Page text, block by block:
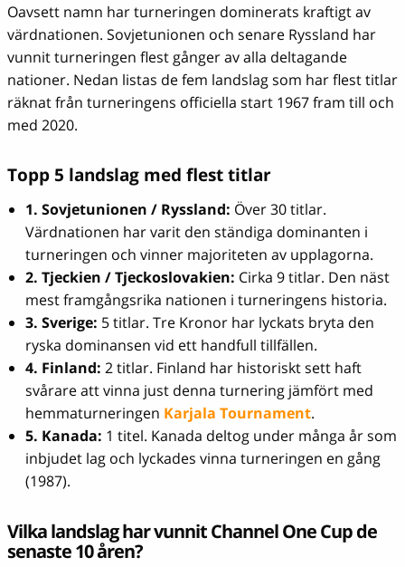
Oavsett namn har turneringen dominerats kraftigt av
värdnationen. Sovjetunionen och senare Ryssland har
vunnit turneringen flest gånger av alla deltagande
nationer. Nedan listas de fem landslag som har flest titlar
räknat från turneringens officiella start 1967 fram till och
med 2020.
Topp 5 landslag med flest titlar
1. Sovjetunionen / Ryssland: Över 30 titlar.
Värdnationen har varit den ständiga dominanten i
turneringen och vinner majoriteten av upplagorna.
2. Tjeckien / Tjeckoslovakien: Cirka 9 titlar. Den näst
mest framgångsrika nationen i turneringens historia.
3. Sverige: 5 titlar. Tre Kronor har lyckats bryta den
ryska dominansen vid ett handfull tillfällen.
4. Finland: 2 titlar. Finland har historiskt sett haft
svårare att vinna just denna turnering jämfört med
hemmaturneringen Karjala Tournament.
5. Kanada: 1 titel. Kanada deltog under många år som
inbjudet lag och lyckades vinna turneringen en gång
(1987).
Vilka landslag har vunnit Channel One Cup de
senaste 10 åren?